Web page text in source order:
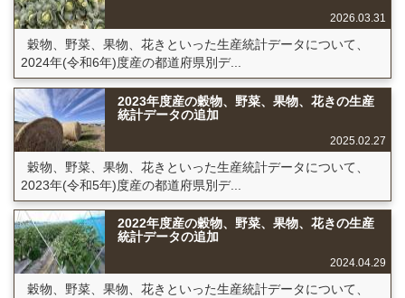
2026.03.31
穀物、野菜、果物、花きといった生産統計データについて、
2024年(令和6年)度産の都道府県別デ...
2023年度産の穀物、野菜、果物、花きの生産
統計データの追加
2025.02.27
穀物、野菜、果物、花きといった生産統計データについて、
2023年(令和5年)度産の都道府県別デ...
2022年度産の穀物、野菜、果物、花きの生産
統計データの追加
2024.04.29
穀物、野菜、果物、花きといった生産統計データについて、